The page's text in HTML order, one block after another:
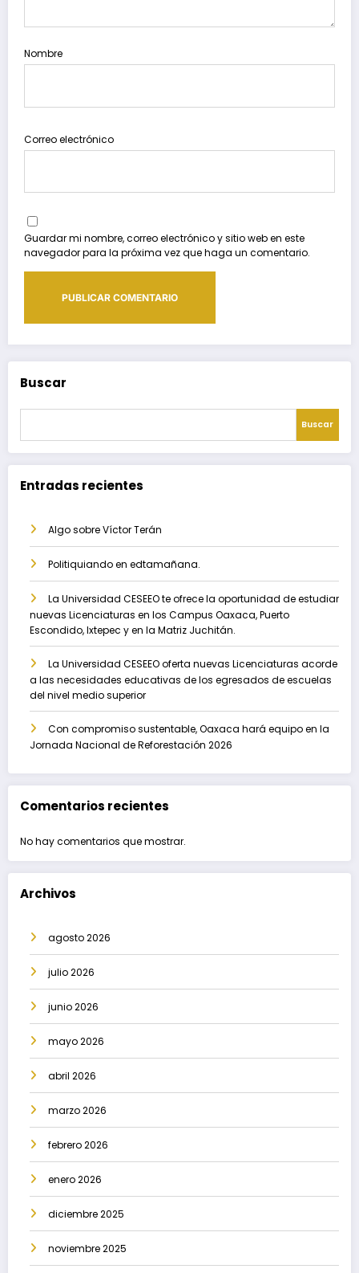
Nombre
Correo electrónico
Guardar mi nombre, correo electrónico y sitio web en este
navegador para la próxima vez que haga un comentario.
Buscar
Buscar
Entradas recientes
Algo sobre Víctor Terán
Politiquiando en edtamañana.
La Universidad CESEEO te ofrece la oportunidad de estudiar
nuevas Licenciaturas en los Campus Oaxaca, Puerto
Escondido, Ixtepec y en la Matriz Juchitán.
La Universidad CESEEO oferta nuevas Licenciaturas acorde
a las necesidades educativas de los egresados de escuelas
del nivel medio superior
Con compromiso sustentable, Oaxaca hará equipo en la
Jornada Nacional de Reforestación 2026
Comentarios recientes
No hay comentarios que mostrar.
Archivos
agosto 2026
julio 2026
junio 2026
mayo 2026
abril 2026
marzo 2026
febrero 2026
enero 2026
diciembre 2025
noviembre 2025